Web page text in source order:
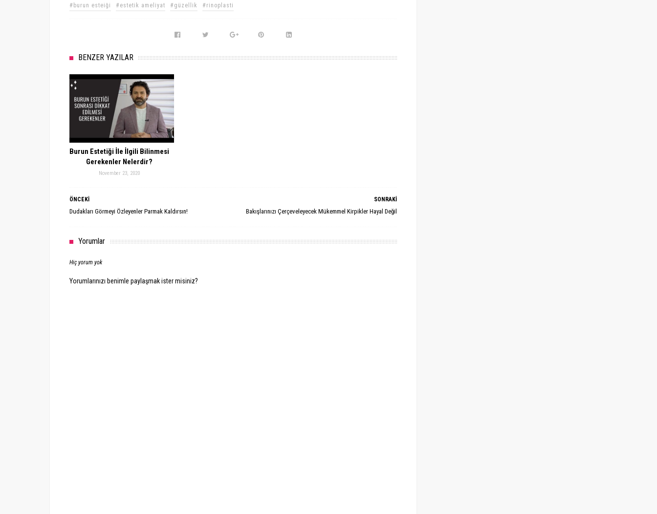
#burun esteiği #estetik ameliyat #güzellik #rinoplasti
BENZER YAZILAR
Burun Estetiği İle İlgili Bilinmesi
Gerekenler Nelerdir?
November 23, 2020
SONRAKİ
Bakışlarınızı Çerçeveleyecek Mükemmel Kirpikler Hayal Değil
ÖNCEKİ
Dudakları Görmeyi Özleyenler Parmak Kaldırsın!
Yorumlar
Hiç yorum yok
Yorumlarınızı benimle paylaşmak ister misiniz?